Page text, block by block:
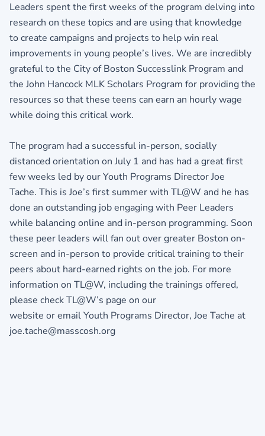
Leaders spent the first weeks of the program delving into
research on these topics and are using that knowledge
to create campaigns and projects to help win real
improvements in young people’s lives. We are incredibly
grateful to the City of Boston Successlink Program and
the John Hancock MLK Scholars Program for providing the
resources so that these teens can earn an hourly wage
while doing this critical work.
The program had a successful in-person, socially
distanced orientation on July 1 and has had a great first
few weeks led by our Youth Programs Director Joe
Tache. This is Joe’s first summer with TL@W and he has
done an outstanding job engaging with Peer Leaders
while balancing online and in-person programming. Soon
these peer leaders will fan out over greater Boston on-
screen and in-person to provide critical training to their
peers about hard-earned rights on the job. For more
information on TL@W, including the trainings offered,
please check TL@W’s page on our
website or email Youth Programs Director, Joe Tache at
joe.tache@masscosh.org